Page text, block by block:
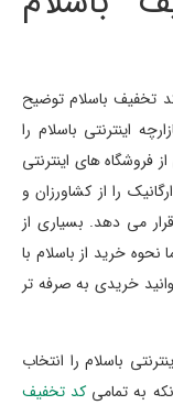
تخفیف باسلام توضیح
اینترنتی باسلام را
فروشگاه های اینترنتی
را از کشاورزان و
می دهد. بسیاری از
نحوه خرید از باسلام با
خریدی به صرفه تر
باسلام را انتخاب
به تمامی کد تخفیف